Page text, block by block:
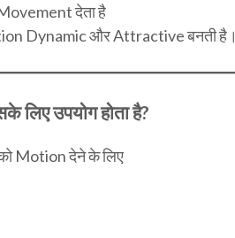
देता है
Dynamic और Attractive बनती है।
उपयोग होता है?
Motion देने के लिए